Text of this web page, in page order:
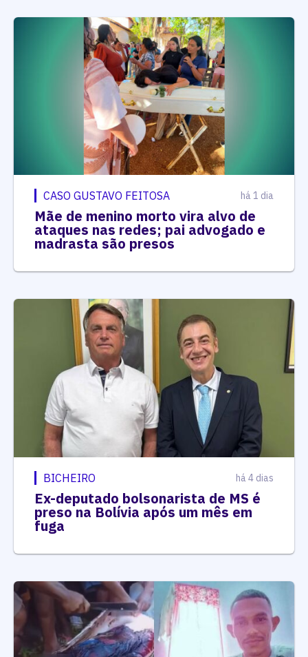
CASO GUSTAVO FEITOSA há 1 dia
Mãe de menino morto vira alvo de
ataques nas redes; pai advogado e
madrasta são presos
BICHEIRO há 4 dias
Ex-deputado bolsonarista de MS é
preso na Bolívia após um mês em
fuga